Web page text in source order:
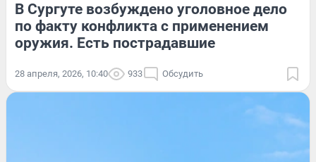
В Сургуте возбуждено уголовное дело
по факту конфликта с применением
оружия. Есть пострадавшие
28 апреля, 2026, 10:40 933 Обсудить